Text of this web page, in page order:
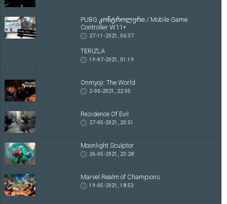
PUBG კონტროლერი / Mobile Game
Controller W11+
27-11-2021, 06:37
TERIZLA
19-07-2021, 01:19
Onmyoji: The World
2-06-2021, 22:05
Residence Of Evil
27-05-2021, 20:51
Moonlight Sculptor
26-05-2021, 23:28
Marvel Realm of Champions
19-05-2021, 18:53